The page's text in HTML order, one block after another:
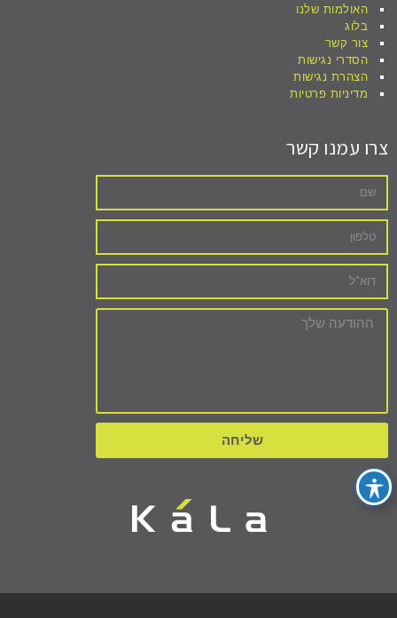
האולמות שלנו
בלוג
צור קשר
הסדרי נגישות
הצהרת נגישות
מדיניות פרטיות
צרו עמנו קשר
שליחה